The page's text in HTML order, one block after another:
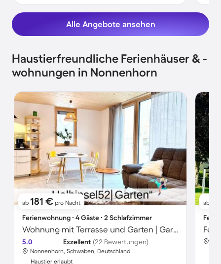
Alle Angebote ansehen
Haustierfreundliche Ferienhäuser & -
wohnungen in Nonnenhorn
ab 181 € pro Nacht
Ferienwohnung ∙ 4 Gäste ∙ 2 Schlafzimmer
Wohnung mit Terrasse und Garten | Gartenblick | Perfekt für die Arbeit von Zuhause
5.0 Exzellent (22 Bewertungen)
Nonnenhorn, Schwaben, Deutschland
Haustier erlaubt
ab